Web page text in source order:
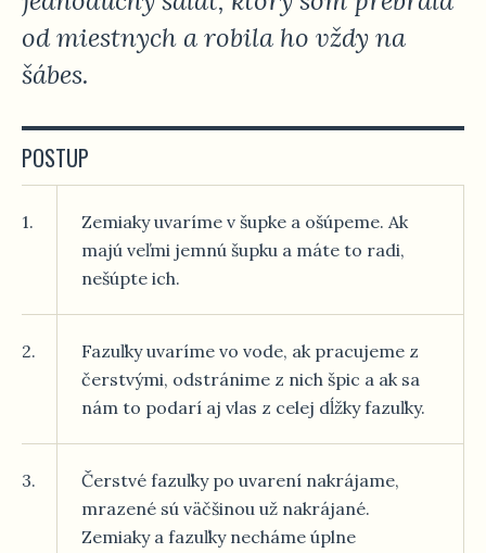
od miestnych a robila ho vždy na
šábes.
POSTUP
1.
Zemiaky uvaríme v šupke a ošúpeme. Ak
majú veľmi jemnú šupku a máte to radi,
nešúpte ich.
2.
Fazuľky uvaríme vo vode, ak pracujeme z
čerstvými, odstránime z nich špic a ak sa
nám to podarí aj vlas z celej dĺžky fazuľky.
3.
Čerstvé fazuľky po uvarení nakrájame,
mrazené sú väčšinou už nakrájané.
Zemiaky a fazuľky necháme úplne